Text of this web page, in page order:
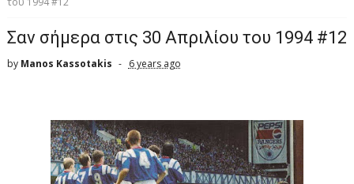
Σαν σήμερα στις 30 Απριλίου του 1994 #12
by Manos Kassotakis 6 years ago